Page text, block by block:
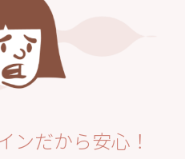
ンだから安心！